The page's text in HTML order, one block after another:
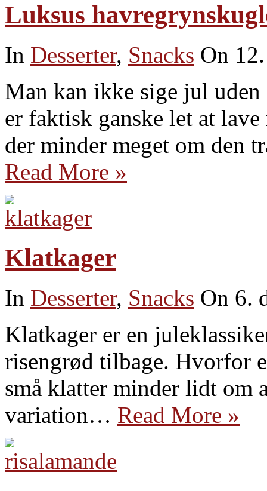
Luksus
In Desserter, Snacks On
Man kan ikke sige jul
er faktisk ganske let at
der minder meget om den
Read More »
Klatkager
In Desserter, Snacks On 6.
Klatkager er en
risengrød tilbage. Hvorfor
små klatter minder lidt om
variation… Read More »